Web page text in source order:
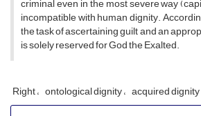
criminal even in the most severe way
incompatible with human dignity.
the task of ascertaining guilt and an
is solely reserved for God the Exalted.
Right ontological dignity acquired dignity